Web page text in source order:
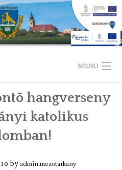
MENU
hangverseny
katolikus
byadmin.mezotarkany